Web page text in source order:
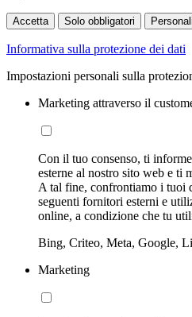
Accetta Solo obbligatori
Informativa sulla protezione dei dati
Impostazioni personali sulla
Marketing attraverso il
Con il tuo consenso, ti
esterne al nostro sito web e ti
A tal fine, confrontiamo i tuoi
seguenti fornitori esterni e
online, a condizione che tu
Bing, Criteo, Meta, Google,
Marketing